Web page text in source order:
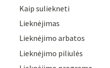
Kaip suliekneti
Lieknėjimas
Lieknėjimo arbatos
Lieknėjimo piliulės